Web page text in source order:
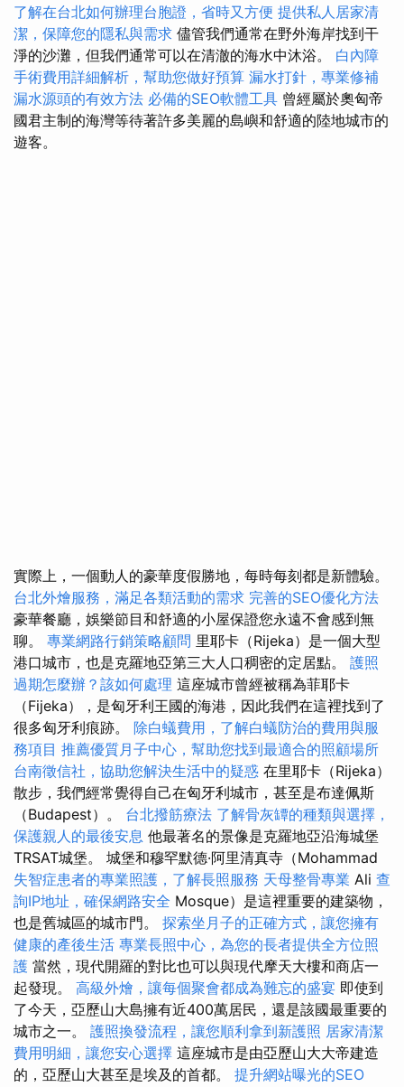
了解在台北如何辦理台胞證，省時又方便 提供私人居家清
潔，保障您的隱私與需求 儘管我們通常在野外海岸找到干
淨的沙灘，但我們通常可以在清澈的海水中沐浴。 白內障
手術費用詳細解析，幫助您做好預算 漏水打針，專業修補
漏水源頭的有效方法 必備的SEO軟體工具 曾經屬於奧匈帝
國君主制的海灣等待著許多美麗的島嶼和舒適的陸地城市的
遊客。
實際上，一個動人的豪華度假勝地，每時每刻都是新體驗。
台北外燴服務，滿足各類活動的需求 完善的SEO優化方法
豪華餐廳，娛樂節目和舒適的小屋保證您永遠不會感到無
聊。 專業網路行銷策略顧問 里耶卡（Rijeka）是一個大型
港口城市，也是克羅地亞第三大人口稠密的定居點。 護照
過期怎麼辦？該如何處理 這座城市曾經被稱為菲耶卡
（Fijeka），是匈牙利王國的海港，因此我們在這裡找到了
很多匈牙利痕跡。 除白蟻費用，了解白蟻防治的費用與服
務項目 推薦優質月子中心，幫助您找到最適合的照顧場所
台南徵信社，協助您解決生活中的疑惑 在里耶卡（Rijeka）
散步，我們經常覺得自己在匈牙利城市，甚至是布達佩斯
（Budapest）。 台北撥筋療法 了解骨灰罈的種類與選擇，
保護親人的最後安息 他最著名的景像是克羅地亞沿海城堡
TRSAT城堡。 城堡和穆罕默德·阿里清真寺（Mohammad
失智症患者的專業照護，了解長照服務 天母整骨專業 Ali 查
詢IP地址，確保網路安全 Mosque）是這裡重要的建築物，
也是舊城區的城市門。 探索坐月子的正確方式，讓您擁有
健康的產後生活 專業長照中心，為您的長者提供全方位照
護 當然，現代開羅的對比也可以與現代摩天大樓和商店一
起發現。 高級外燴，讓每個聚會都成為難忘的盛宴 即使到
了今天，亞歷山大島擁有近400萬居民，還是該國最重要的
城市之一。 護照換發流程，讓您順利拿到新護照 居家清潔
費用明細，讓您安心選擇 這座城市是由亞歷山大大帝建造
的，亞歷山大甚至是埃及的首都。 提升網站曝光的SEO